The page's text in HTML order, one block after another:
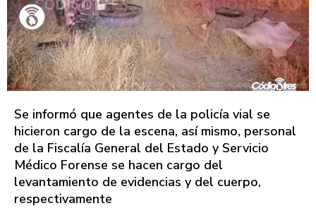
Se informó que agentes de la policía vial se
hicieron cargo de la escena, así mismo, personal
de la Fiscalía General del Estado y Servicio
Médico Forense se hacen cargo del
levantamiento de evidencias y del cuerpo,
respectivamente